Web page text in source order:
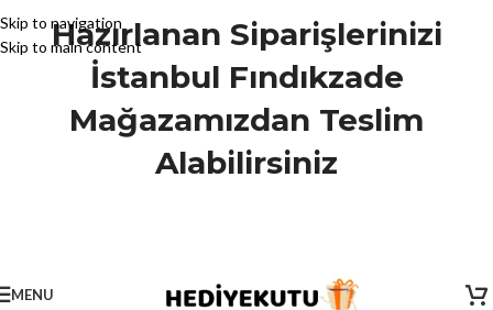
Skip to navigation
Skip to main content
Hazırlanan Siparişlerinizi
İstanbul Fındıkzade
Mağazamızdan Teslim
Alabilirsiniz
MENU